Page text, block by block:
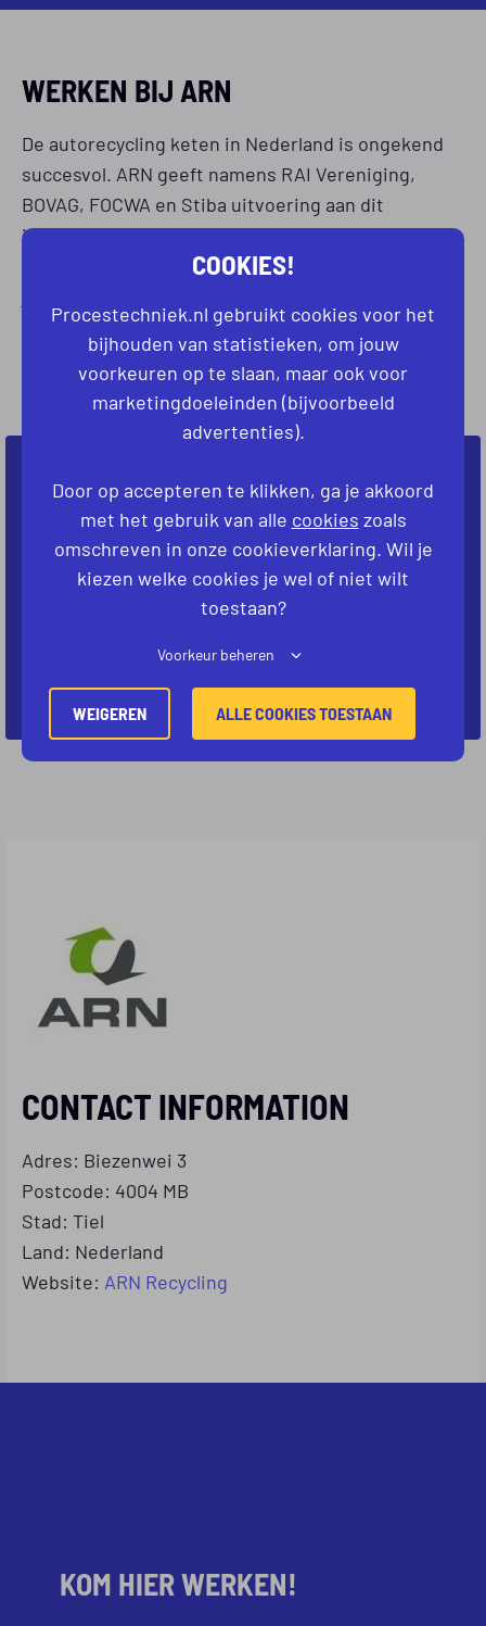
WERKEN BIJ ARN
De autorecycling keten in Nederland is ongekend
succesvol. ARN geeft namens RAI Vereniging,
BOVAG, FOCWA en Stiba uitvoering aan dit
innovatieve proces, waarin een keten van zo’n 300
ondernemers actief is. Kom jij ons versterken met
mogelijk!
GEEN VACATURES
GEVONDEN
NIET DIRECT JOUW IDEALE VACATURE
GEVONDEN?
Laat ons weten welke baan je zoekt. Dan kijken
we samen naar de mogelijkheden.
KOM IN CONTACT
CONTACT INFORMATION
Adres: Biezenwei 3
Postcode: 4004 MB
Stad: Tiel
Land: Nederland
Website: ARN Recycling
KOM HIER WERKEN!
COOKIES!
Procestechniek.nl gebruikt cookies voor het
bijhouden van statistieken, om jouw
voorkeuren op te slaan, maar ook voor
marketingdoeleinden (bijvoorbeeld
advertenties).
Door op accepteren te klikken, ga je akkoord
met het gebruik van alle cookies zoals
omschreven in onze cookieverklaring. Wil je
kiezen welke cookies je wel of niet wilt
toestaan?
Voorkeur beheren
WEIGEREN ALLE COOKIES TOESTAAN